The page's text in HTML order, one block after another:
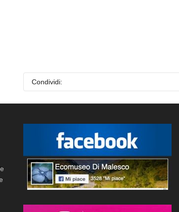
Condividi: